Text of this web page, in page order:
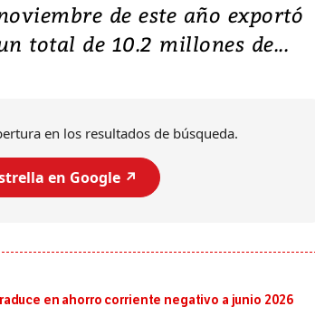
de este año exportó
total de 10.2 millones de...
en los resultados de búsqueda.
en Google ↗️
en ahorro corriente negativo a junio 2026
al sur de Japón, provocando una